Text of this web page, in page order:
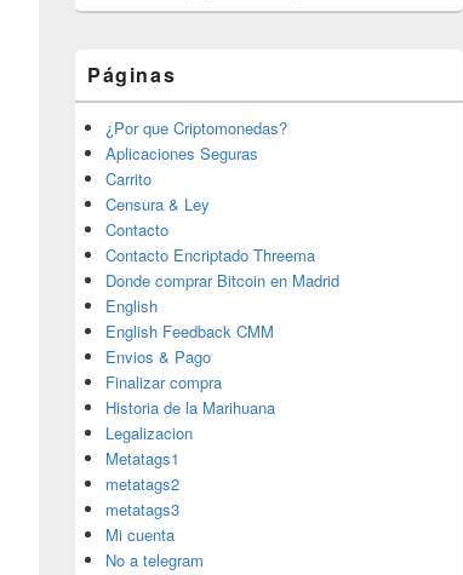
Páginas
¿Por que Criptomonedas?
Aplicaciones Seguras
Carrito
Censura & Ley
Contacto
Contacto Encriptado Threema
Donde comprar Bitcoin en Madrid
English
English Feedback CMM
Envios & Pago
Finalizar compra
Historia de la Marihuana
Legalizacion
Metatags1
metatags2
metatags3
Mi cuenta
No a telegram